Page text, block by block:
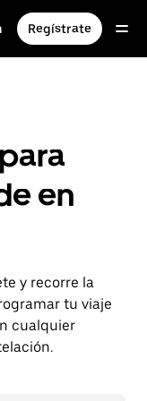
Regístrate
en
y recorre la
tu viaje
cualquier